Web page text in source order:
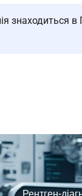
знаходиться в